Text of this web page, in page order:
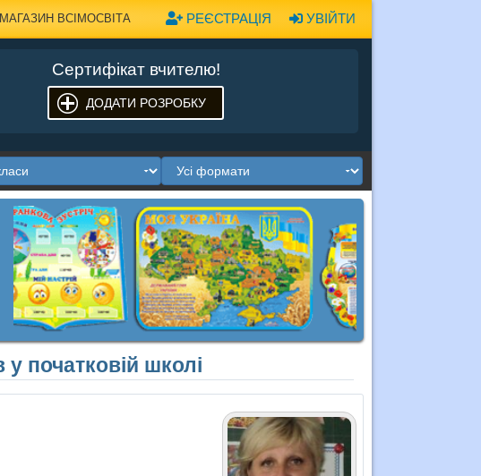
УВІЙТИ
РЕЄСТРАЦІЯ
ВСІМОСВІТА
Сертифікат вчителю!
ДОДАТИ РОЗРОБКУ
у початковій школі